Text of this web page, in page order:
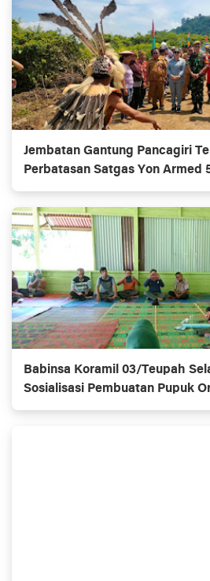
Jembatan Gantung Pancagiri
Perbatasan Satgas Yon Armed
Vertikal Rescue Dan PT MA/
Babinsa Koramil 03/Teupah
Sosialisasi Pembuatan Pupuk